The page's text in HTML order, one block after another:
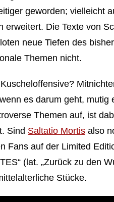
geworden; vielleicht
erweitert. Die Texte von
neue Tiefen des
Themen nicht.
es darum geht,
Themen auf, ist
Sind Saltatio Mortis also
Fans auf der Limited
(lat. „Zurück zu den
Stücke.